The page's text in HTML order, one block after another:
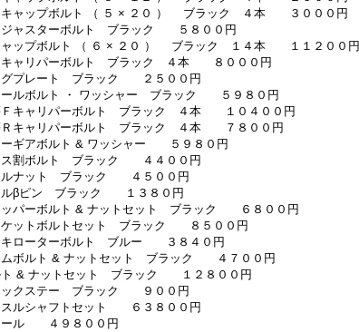
キャップボルト （ ５ × ２０ ） ブラック ４本 ３０００円
ジャスターボルト ブラック ５８００円
ャップボルト （ ６ × ２０ ） ブラック １４本 １１２００円
キャリパーボルト ブラック ４本 ８０００円
グプレート ブラック ２５００円
ールボルト ・ ワッシャー ブラック ５９８０円
Ｆキャリパーボルト ブラック ４本 １０４００円
Ｒキャリパーボルト ブラック ４本 ７８００円
ーギアボルト & ワッシャー ５９８０円
ス割ボルト ブラック ４４００円
ルナット ブラック ４５００円
ルβピン ブラック １３８０円
ッパーボルト & ナットセット ブラック ６８００円
ケットボルトセット ブラック ８５００円
キローターボルト ブルー ３８４０円
ムボルト & ナットセット ブラック ４７００円
ト & ナットセット ブラック １２８００円
ックステー ブラック ９００円
スルシャフトセット ６３８００円
ール ４９８００円